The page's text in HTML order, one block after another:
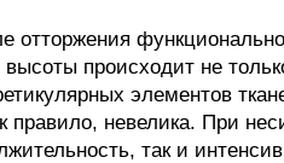
отторжения
происходит не
элементов
правило, невелика. При
так и